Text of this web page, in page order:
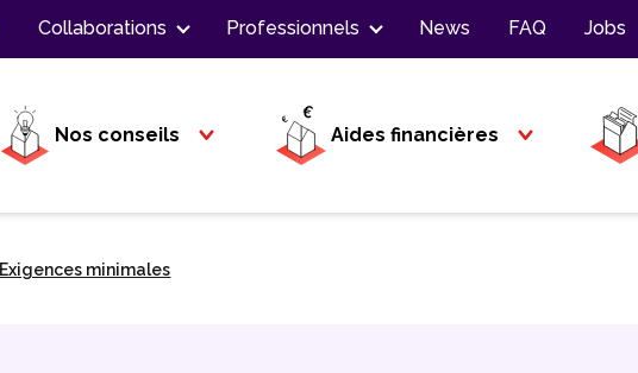
Collaborations Professionnels News FAQ Jobs
Nos conseils Aides financières
Exigences minimales